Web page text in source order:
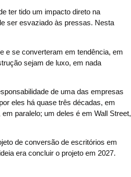
ter tido um impacto direto na
ser esvaziado às pressas. Nesta
e se converteram em tendência, em
sejam de luxo, em nada
de uma das empresas
eles há quase três décadas, em
paralelo; um deles é em Wall Street,
de conversão de escritórios em
era concluir o projeto em 2027.